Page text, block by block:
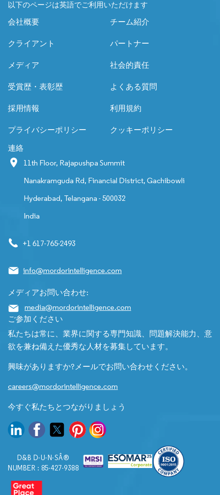
以下のページは英語でご利用いただけます
会社概要 チーム紹介
クライアント パートナー
メディア 社会的責任
受賞歴・表彰歴 よくある質問
採用情報 利用規約
プライバシーポリシー クッキーポリシー
連絡
11th Floor, Rajapushpa Summit
Nanakramguda Rd, Financial District, Gachibowli
Hyderabad, Telangana - 500032
India
+1 617-765-2493
info@mordorintelligence.com
メディアお問い合わせ:
media@mordorintelligence.com
ご参加ください
私たちは常に、業界に関する専門知識、問題解決能力、意
欲を兼ね備えた優秀な人材を募集しています。
興味がありますか?メールでお問い合わせください。
careers@mordorintelligence.com
今すぐ私たちとつながりましょう
D&B D-U-N-SÂ®
NUMBER : 85-427-9388